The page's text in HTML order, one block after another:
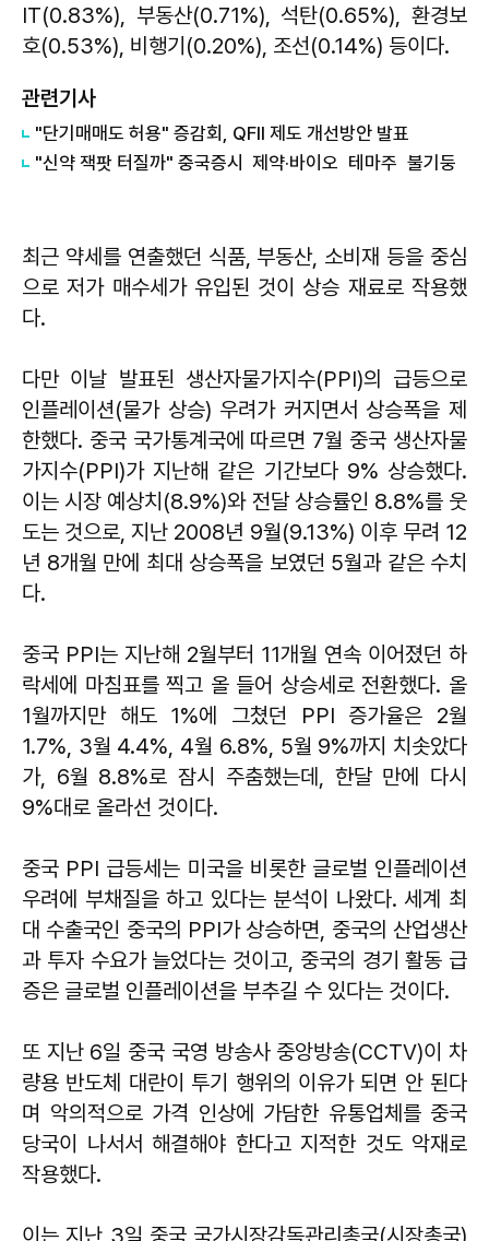
IT(0.83%), 부동산(0.71%), 석탄(0.65%), 환경보
호(0.53%), 비행기(0.20%), 조선(0.14%) 등이다.
관련기사
"단기매매도 허용" 증감회, QFII 제도 개선방안 발표
"신약 잭팟 터질까" 중국증시 제약·바이오 테마주 불기둥
최근 약세를 연출했던 식품, 부동산, 소비재 등을 중심
으로 저가 매수세가 유입된 것이 상승 재료로 작용했
다.
다만 이날 발표된 생산자물가지수(PPI)의 급등으로
인플레이션(물가 상승) 우려가 커지면서 상승폭을 제
한했다. 중국 국가통계국에 따르면 7월 중국 생산자물
가지수(PPI)가 지난해 같은 기간보다 9% 상승했다.
이는 시장 예상치(8.9%)와 전달 상승률인 8.8%를 웃
도는 것으로, 지난 2008년 9월(9.13%) 이후 무려 12
년 8개월 만에 최대 상승폭을 보였던 5월과 같은 수치
다.
중국 PPI는 지난해 2월부터 11개월 연속 이어졌던 하
락세에 마침표를 찍고 올 들어 상승세로 전환했다. 올
1월까지만 해도 1%에 그쳤던 PPI 증가율은 2월
1.7%, 3월 4.4%, 4월 6.8%, 5월 9%까지 치솟았다
가, 6월 8.8%로 잠시 주춤했는데, 한달 만에 다시
9%대로 올라선 것이다.
중국 PPI 급등세는 미국을 비롯한 글로벌 인플레이션
우려에 부채질을 하고 있다는 분석이 나왔다. 세계 최
대 수출국인 중국의 PPI가 상승하면, 중국의 산업생산
과 투자 수요가 늘었다는 것이고, 중국의 경기 활동 급
증은 글로벌 인플레이션을 부추길 수 있다는 것이다.
또 지난 6일 중국 국영 방송사 중앙방송(CCTV)이 차
량용 반도체 대란이 투기 행위의 이유가 되면 안 된다
며 악의적으로 가격 인상에 가담한 유통업체를 중국
당국이 나서서 해결해야 한다고 지적한 것도 악재로
작용했다.
이는 지난 3일 중국 국가시장감독관리총국(시장총국)